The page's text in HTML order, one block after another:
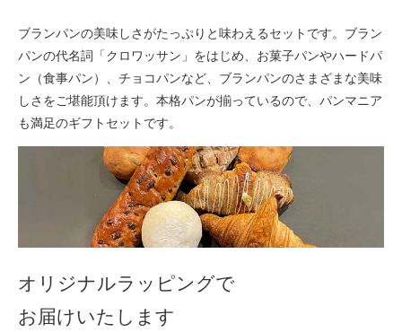
ブランパンの美味しさがたっぷりと味わえるセットです。ブラン
パンの代名詞「クロワッサン」をはじめ、お菓子パンやハードパ
ン（食事パン）、チョコパンなど、ブランパンのさまざまな美味
しさをご堪能頂けます。本格パンが揃っているので、パンマニア
も満足のギフトセットです。
オリジナルラッピングで
お届けいたします